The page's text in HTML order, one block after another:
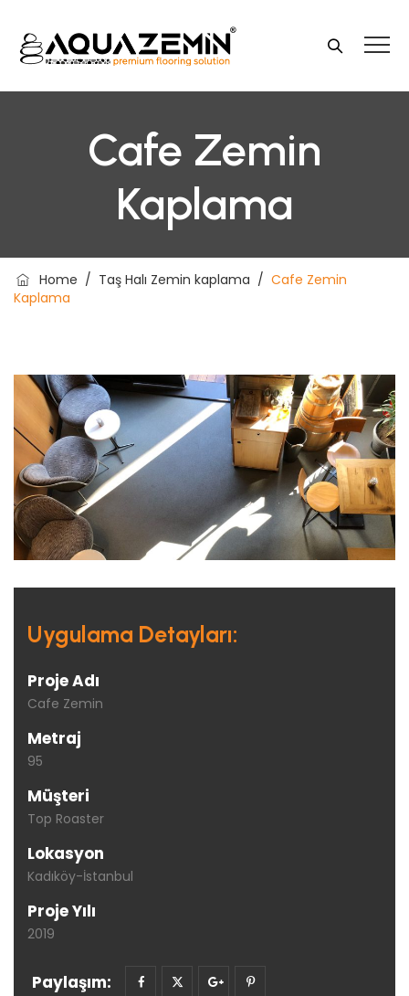
Cafe Zemin
Kaplama
Home / Taş Halı Zemin kaplama / Cafe Zemin
Kaplama
Uygulama Detayları:
Proje Adı
Cafe Zemin
Metraj
95
Müşteri
Top Roaster
Lokasyon
Kadıköy-İstanbul
Proje Yılı
2019
Paylaşım: